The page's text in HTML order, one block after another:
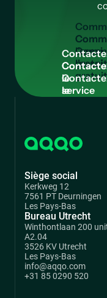
Comm
l'essai
gratuit
Contacte
le
service
Siège social
Kerkweg 12
7561 PT Deurningen
Les Pays-Bas
Bureau Utrecht
Winthontlaan 200
A2.04
3526 KV Utrecht
Les Pays-Bas
info@aqqo.com
+31 85 0290 520